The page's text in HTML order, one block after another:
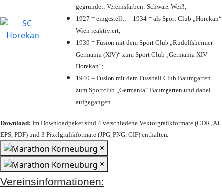
gegründet; Vereinsfarben: Schwarz-Weiß;
1927 = eingestellt; – 1934 = als Sport Club „Horekan“
Wien reaktiviert;
1939 = Fusion mit dem Sport Club „Rudolfsheimer
Germania (XIV)“ zum Sport Club „Germania XIV-
Horekan“;
1940 = Fusion mit dem Fussball Club Baumgarten
zum Sportclub „Germania“ Baumgarten und dabei
aufgegangen
Download: Im Downloadpaket sind 4 verschiedene Vektorgrafikformate (CDR, AI
EPS, PDF) und 3 Pixelgrafikformate (JPG, PNG, GIF) enthalten.
×
×
Vereinsinformationen: